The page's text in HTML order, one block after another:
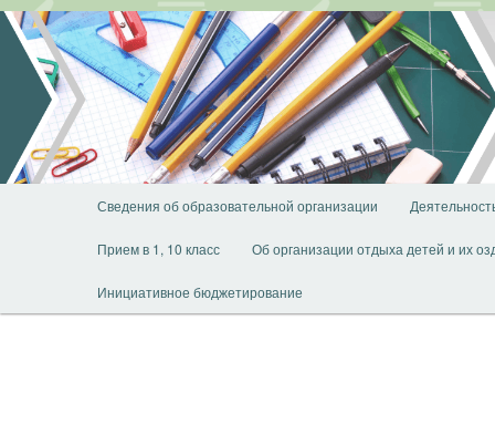
Перейти
основному
содержимому
Сведения об образовательной организации
Прием в 1, 10 класс Об организации отдыха детей и их
Инициативное бюджетирование